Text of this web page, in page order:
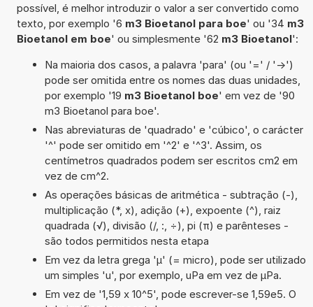
possível, é melhor introduzir o valor a ser convertido como
texto, por exemplo '6 m3 Bioetanol para boe' ou '34 m3
Bioetanol em boe' ou simplesmente '62 m3 Bioetanol':
Na maioria dos casos, a palavra 'para' (ou '=' / '->')
pode ser omitida entre os nomes das duas unidades,
por exemplo '19 m3 Bioetanol boe' em vez de '90
m3 Bioetanol para boe'.
Nas abreviaturas de 'quadrado' e 'cúbico', o carácter
'^' pode ser omitido em '^2' e '^3'. Assim, os
centímetros quadrados podem ser escritos cm2 em
vez de cm^2.
As operações básicas de aritmética - subtração (-),
multiplicação (*, x), adição (+), expoente (^), raiz
quadrada (√), divisão (/, :, ÷), pi (π) e parênteses -
são todos permitidos nesta etapa
Em vez da letra grega 'µ' (= micro), pode ser utilizado
um simples 'u', por exemplo, uPa em vez de µPa.
Em vez de '1,59 x 10^5', pode escrever-se 1,59e5. O